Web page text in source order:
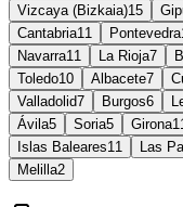
Vizcaya (Bizkaia)15
Cantabria11 Pontevedra
Navarra11 La Rioja7
Toledo10 Albacete7
Valladolid7 Burgos6
Ávila5 Soria5 Girona11
Islas Baleares11 Las
Melilla2